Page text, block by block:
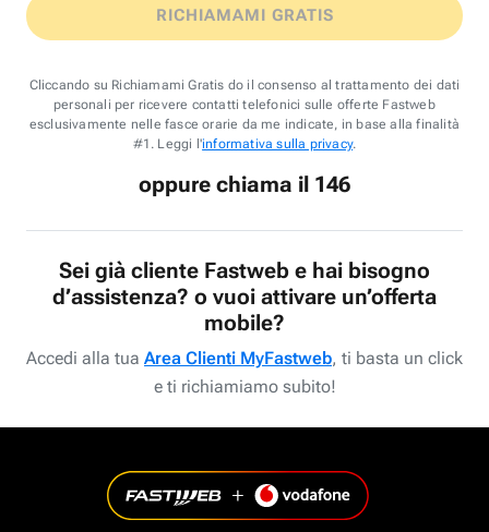
RICHIAMAMI GRATIS
Cliccando su Richiamami Gratis do il consenso al trattamento dei dati
personali per ricevere contatti telefonici sulle offerte Fastweb
esclusivamente nelle fasce orarie da me indicate, in base alla finalità
#1. Leggi l'informativa sulla privacy.
oppure chiama il 146
Sei già cliente Fastweb e hai bisogno
d’assistenza? o vuoi attivare un’offerta
mobile?
Accedi alla tua Area Clienti MyFastweb, ti basta un click
e ti richiamiamo subito!